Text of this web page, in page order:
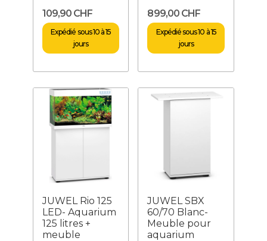
109,90 CHF
Expédié sous 10 à 15
jours
899,00 CHF
Expédié sous 10 à 15
jours
JUWEL Rio 125
LED- Aquarium
125 litres +
meuble
JUWEL SBX
60/70 Blanc-
Meuble pour
aquarium